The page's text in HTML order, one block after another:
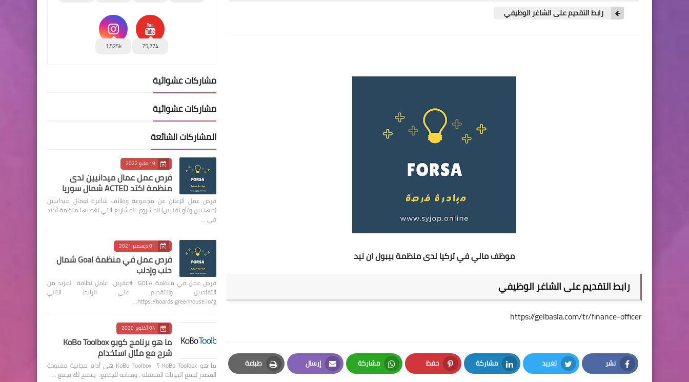
رابط التقديم على الشاغر الوظيفي
موظف مالي في تركيا لدى منظمة بيبول ان نيد
رابط التقديم على الشاغر الوظيفي
https://gelbasla.com/tr/finance-officer
نشر
Facebook
تغريد
Twitter
مشاركة
LinkedIn
حفظ
Pinterest
مشاركة
Whatsapp
إرسال
Email
طباعة
Print
75,274
1,525k
مشاركات عشوائية
مشاركات عشوائية
المشاركات الشائعة
19 مايو 2022
فرص عمل عمال ميدانيين لدى
منظمة اكتد ACTED شمال سوريا
فرص عمل الإعلان عن مجموعة وظائف شاغرة لعمال ميدانيين
(مهنيين و/أو تقنيين) المشروع: المشاريع التي تغطيها منظمة أكتد
في …
01 ديسمبر 2021
فرص عمل في منظمة Goal شمال
حلب وإدلب
فرص عمل في منظمة GOLA #عفرين عامل نظافة لمزيد من
التفاصيل وللتقديم على الرابط التالي
https://boards.greenhouse.io/g…
04 أكتوبر 2020
ما هو برنامج كوبو KoBo Toolbox
شرح مع مثال استخدام
ما هو KoBo Toolbox ؟ KoBo Toolbox هي أداة مجانية مفتوحة
المصدر لجمع البيانات المتنقلة ، ومتاحة للجميع. يسمح لك بجمع …